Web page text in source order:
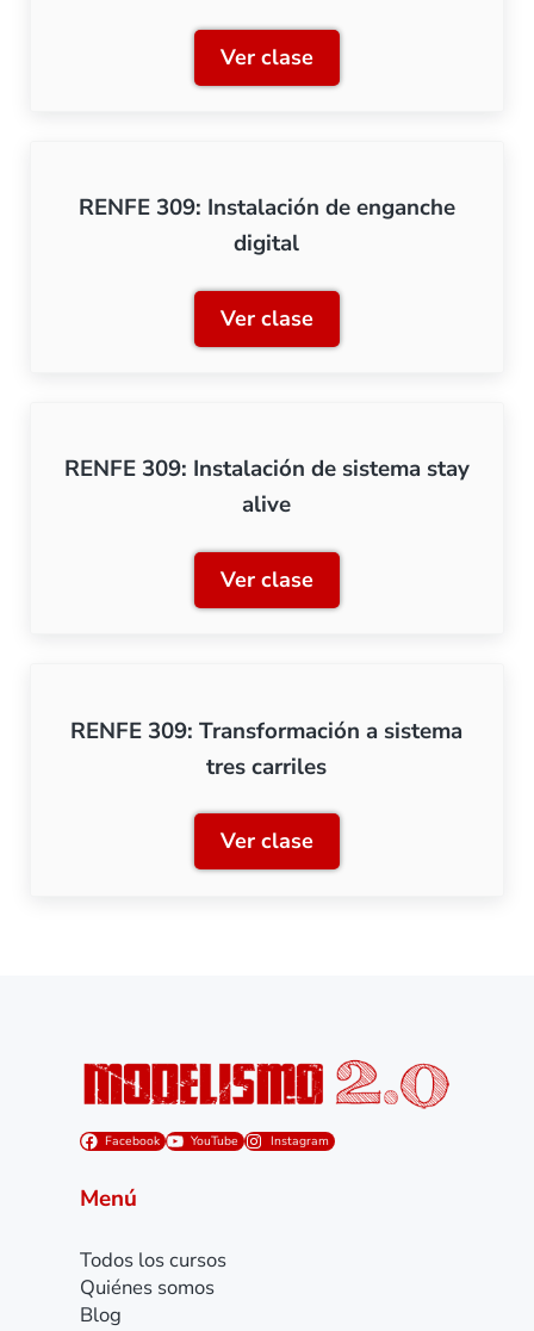
Ver claseRENFE 309:
RENFE 309: Instalación de enganche
digital
Ver claseRENFE 309: Instalación
RENFE 309: Instalación de sistema stay
alive
Ver claseRENFE 309: Instalación
RENFE 309: Transformación a sistema
tres carriles
Ver claseRENFE 309:
Facebook YouTube Instagram
Menú
Todos los cursos
Quiénes somos
Blog